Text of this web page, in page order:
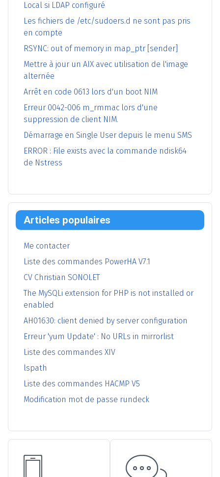
Local si LDAP configuré
Les fichiers de /etc/sudoers.d ne sont pas pris
en compte
RSYNC: out of memory in map_ptr [sender]
Mettre à jour un AIX avec utilisation de l'image
alternée
Arrêt en code 0613 lors d'un boot NIM
Erreur 0042-006 m_rmmac lors d'une
suppression de client NIM.
Démarrage en Single User depuis le menu SMS
ERROR : File exists avec la commande ndisk64
de Nstress
Articles populaires
Me contacter
Liste des commandes PowerHA V7.1
CV Christian SONOLET
The MySQLi extension for PHP is not installed or
enabled
AH01630: client denied by server configuration
Erreur 'yum Update' : No URLs in mirrorlist
Liste des commandes XIV
lspath
Liste des commandes HACMP V5
Modification mot de passe rundeck